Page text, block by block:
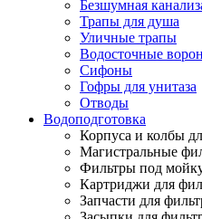
Безшумная
Трапы для душа
Уличные трапы
Водосточные
Сифоны
Гофры для унитаза
Отводы
Водоподготовка
Корпуса и колбы
Магистральные
Фильтры под
Картриджи для
Запчасти для